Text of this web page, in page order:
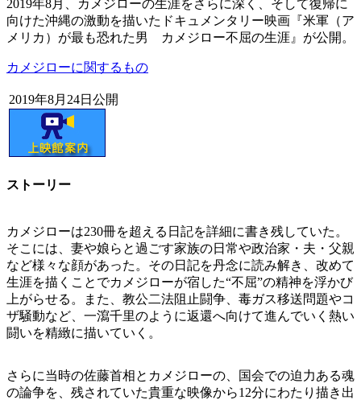
2019年8月、カメジローの生涯をさらに深く、そして復帰に
向けた沖縄の激動を描いたドキュメンタリー映画『米軍（ア
メリカ）が最も恐れた男 カメジロー不屈の生涯』が公開。
カメジローに関するもの
2019年8月24日公開
ストーリー
カメジローは230冊を超える日記を詳細に書き残していた。
そこには、妻や娘らと過ごす家族の日常や政治家・夫・父親
など様々な顔があった。その日記を丹念に読み解き、改めて
生涯を描くことでカメジローが宿した“不屈”の精神を浮かび
上がらせる。また、教公二法阻止闘争、毒ガス移送問題やコ
ザ騒動など、一瀉千里のように返還へ向けて進んでいく熱い
闘いを精緻に描いていく。
さらに当時の佐藤首相とカメジローの、国会での迫力ある魂
の論争を、残されていた貴重な映像から12分にわたり描き出